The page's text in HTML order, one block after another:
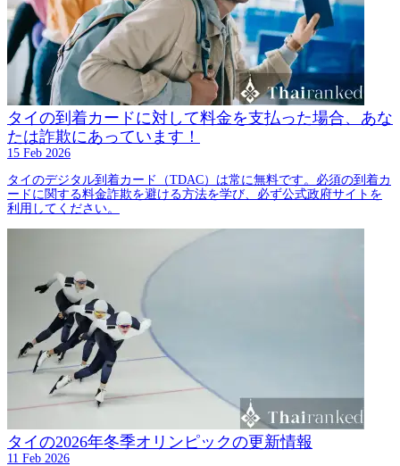
タイの到着カードに対して料金を支払った場合、あな
たは詐欺にあっています！
15 Feb 2026
タイのデジタル到着カード（TDAC）は常に無料です。必須の到着カ
ードに関する料金詐欺を避ける方法を学び、必ず公式政府サイトを
利用してください。
タイの2026年冬季オリンピックの更新情報
11 Feb 2026